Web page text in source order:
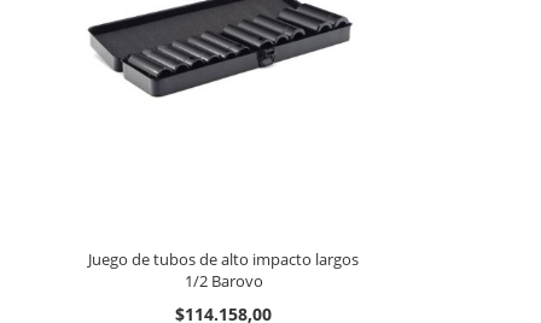
Juego de tubos de alto impacto largos
1/2 Barovo
$114.158,00